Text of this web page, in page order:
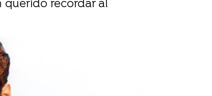
querido recordar al